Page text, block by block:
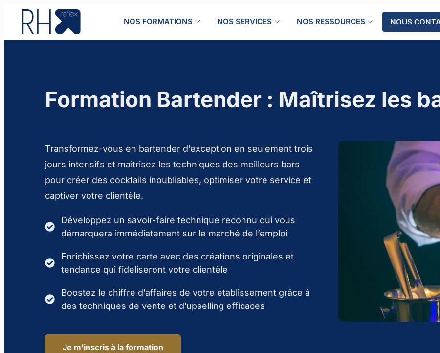
contenu
NOS FORMATIONS NOS SERVICES NOS RESSOURCES NOUS
Formation Bartender : Maîtrisez les
Transformez-vous en bartender d’exception en seulement trois
jours intensifs et maîtrisez les techniques des meilleurs bars
pour créer des cocktails inoubliables, optimiser votre service et
captiver votre clientèle.
Développez un savoir-faire technique reconnu qui vous
démarquera immédiatement sur le marché de l’emploi
Enrichissez votre carte avec des créations originales et
tendance qui fidéliseront votre clientèle
Boostez le chiffre d’affaires de votre établissement grâce à
des techniques de vente et d’upselling efficaces
Je m’inscris à la formation